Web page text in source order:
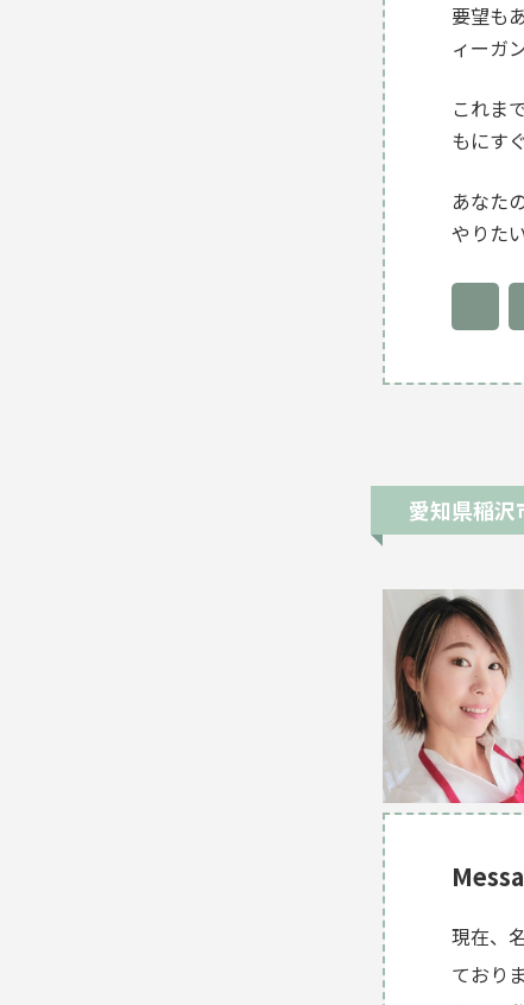
要望も
ィーガ
これま
もにす
あなた
やりた
愛知県稲沢
現在、
ておりま